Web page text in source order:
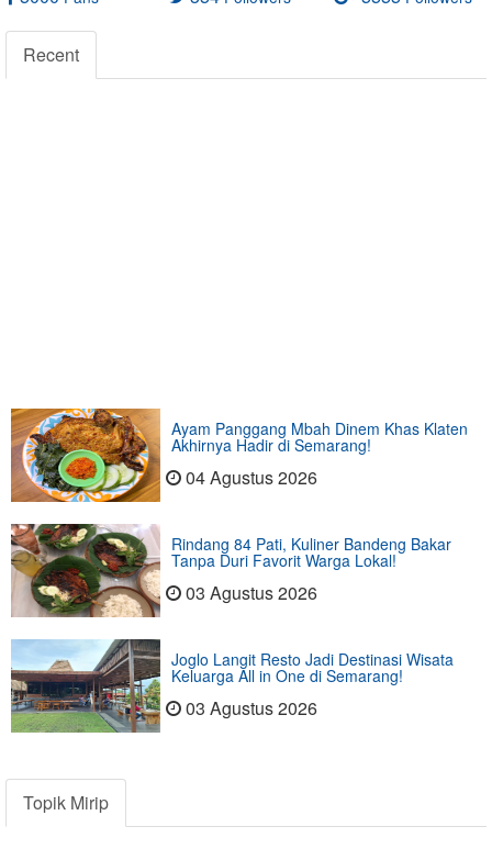
Recent
Ayam Panggang Mbah Dinem Khas Klaten
Akhirnya Hadir di Semarang!
04 Agustus 2026
Rindang 84 Pati, Kuliner Bandeng Bakar
Tanpa Duri Favorit Warga Lokal!
03 Agustus 2026
Joglo Langit Resto Jadi Destinasi Wisata
Keluarga All in One di Semarang!
03 Agustus 2026
Topik Mirip